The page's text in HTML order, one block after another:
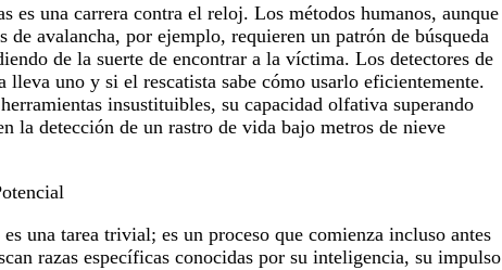
es una carrera contra el reloj. Los métodos humanos, aunque
avalancha, por ejemplo, requieren un patrón de búsqueda
de la suerte de encontrar a la víctima. Los detectores de
uno y si el rescatista sabe cómo usarlo eficientemente.
insustituibles, su capacidad olfativa superando
la detección de un rastro de vida bajo metros de nieve
una tarea trivial; es un proceso que comienza incluso antes
razas específicas conocidas por su inteligencia, su impulso